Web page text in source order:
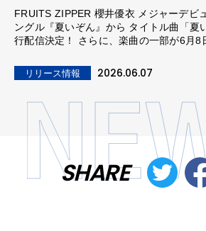
FRUITS ZIPPER 櫻井優衣 メジャーデビ
ングル『夏いぞん』から タイトル曲「夏
行配信決定！ さらに、楽曲の一部が6月8
リリース情報 2026.06.07
SHARE